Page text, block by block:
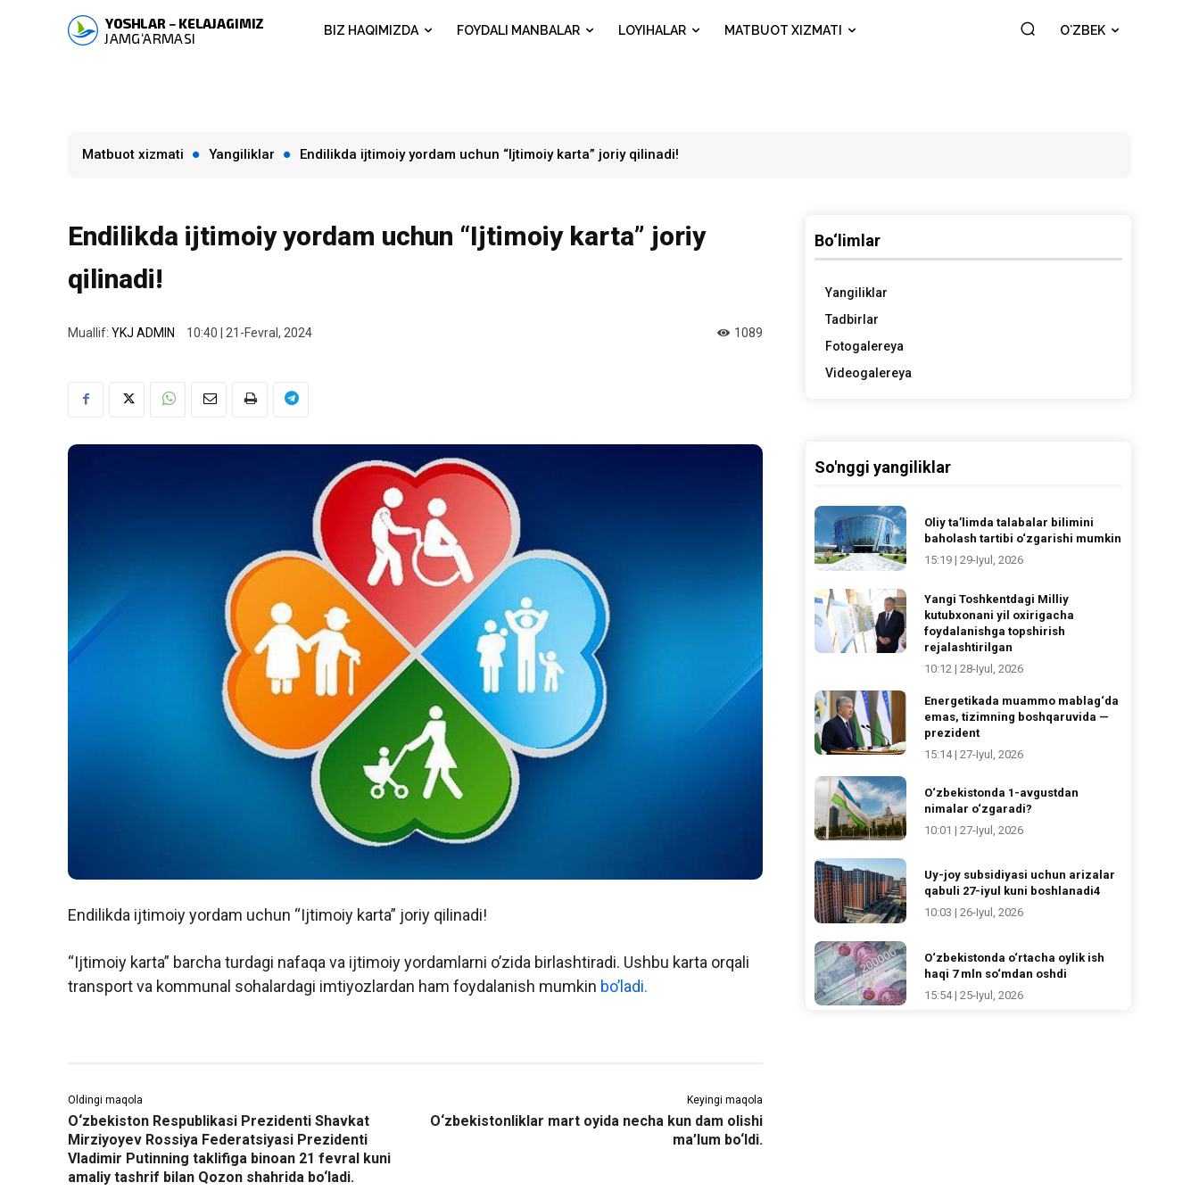
BIZ HAQIMIZDA FOYDALI MANBALAR LOYIHALAR MATBUOT XIZMATI OʻZBEK
Matbuot xizmati Yangiliklar Endilikda ijtimoiy yordam uchun “Ijtimoiy karta” joriy qilinadi!
Endilikda ijtimoiy yordam uchun “Ijtimoiy karta” joriy
qilinadi!
Muallif: YKJ ADMIN 10:40 | 21-Fevral, 2024 1089
Endilikda ijtimoiy yordam uchun “Ijtimoiy karta” joriy qilinadi!
“Ijtimoiy karta” barcha turdagi nafaqa va ijtimoiy yordamlarni o’zida birlashtiradi. Ushbu karta orqali
transport va kommunal sohalardagi imtiyozlardan ham foydalanish mumkin bo’ladi.
Oldingi maqola
O‘zbekiston Respublikasi Prezidenti Shavkat
Mirziyoyev Rossiya Federatsiyasi Prezidenti
Vladimir Putinning taklifiga binoan 21 fevral kuni
amaliy tashrif bilan Qozon shahrida bo‘ladi.
Keyingi maqola
O‘zbekistonliklar mart oyida necha kun dam olishi
ma’lum bo‘ldi.
Bo‘limlar
Yangiliklar
Tadbirlar
Fotogalereya
Videogalereya
So'nggi yangiliklar
Oliy ta’limda talabalar bilimini
baholash tartibi o‘zgarishi mumkin
15:19 | 29-Iyul, 2026
Yangi Toshkentdagi Milliy
kutubxonani yil oxirigacha
foydalanishga topshirish
rejalashtirilgan
10:12 | 28-Iyul, 2026
Energetikada muammo mablag‘da
emas, tizimning boshqaruvida —
prezident
15:14 | 27-Iyul, 2026
O‘zbekistonda 1-avgustdan
nimalar o‘zgaradi?
10:01 | 27-Iyul, 2026
Uy-joy subsidiyasi uchun arizalar
qabuli 27-iyul kuni boshlanadi4
10:03 | 26-Iyul, 2026
O‘zbekistonda o‘rtacha oylik ish
haqi 7 mln so‘mdan oshdi
15:54 | 25-Iyul, 2026